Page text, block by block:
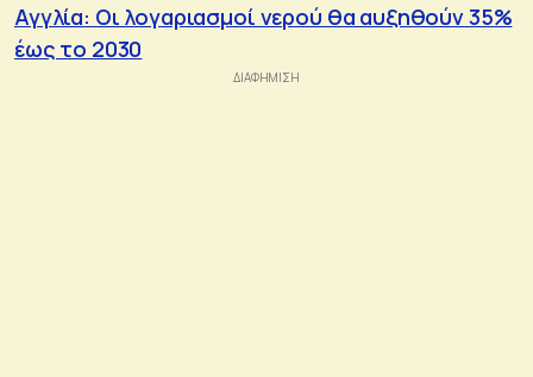
Αγγλία: Οι λογαριασμοί νερού θα αυξηθούν 35%
έως το 2030